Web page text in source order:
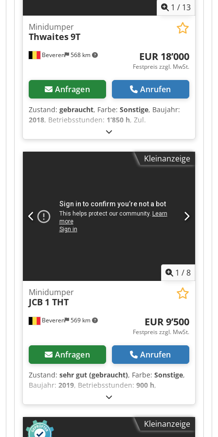
1 / 13
Beveren 568 km
Minidumper
Thwaites9T
EUR 18’000
Festpreis zzgl. MwSt.
Anfragen Anrufen
Zustand: gebraucht, Farbe: Sonstige, Baujahr:
2018, Betriebsstunden: 1’850 h, Zul.
Gesamtgewicht: 4.740 kg CE-Kennzeichnung: ja
Seriennummer: SLCM20901805E1407 Maschinen
zu verkaufen! Durchstöbern Sie unsere Webseite
für eine Vielzahl von sofort verfügbaren
unsere Maschinen sind vollständig gewartet und
auf Zuverlässigkeit geprüft. Benötigen Sie Fotos?
Kontaktieren Sie uns einfach, wir senden Ihnen
diese umgehend zu. Dkjdpfszblm Dox Aavjr Wir
Entdecken Sie unser breites Sortiment an
Kleinanzeige
1 /8
Beveren 569 km
Minidumper
JCB 1 THT
EUR 9’500
Festpreis zzgl. MwSt.
Anfragen Anrufen
Zustand: sehr gut (gebraucht), Farbe: Sonstige,
Baujahr: 2019, Betriebsstunden: 900 h,
Leergewicht: 515 kg Tragfähigkeit: 1.000 kg
Zulässiges Gesamtgewicht (ZG): 1.515 kg
Motorhersteller: Kubota Seriennummer:
JCB1THTRHK2780723 Maschinen zu verkaufen!
Kleinanzeige